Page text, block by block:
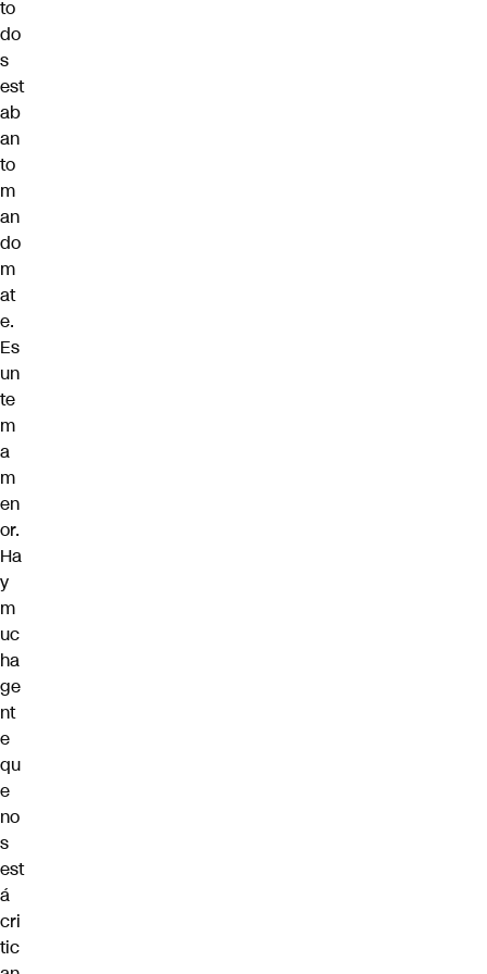
to
do
s
est
ab
an
to
m
an
do
m
at
e.
Es
un
te
m
a
m
en
or.
Ha
y
m
uc
ha
ge
nt
e
qu
e
no
s
est
á
cri
tic